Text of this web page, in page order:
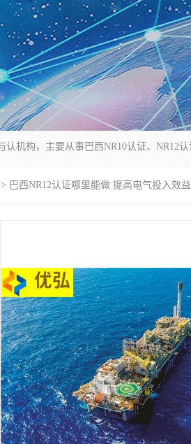
> 巴西NR12认证哪里能做 提高电气投入效益